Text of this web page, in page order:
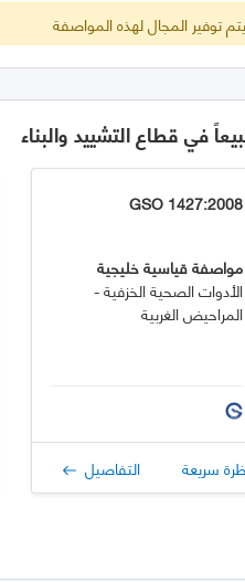
توفير المجال لهذه المواصفة
في قطاع التشييد والبناء
GSO 1427:2008
مواصفة قياسية خليجية
الأدوات الصحية الخزفية -
المراحيض الغربية
سريعة التفاصيل